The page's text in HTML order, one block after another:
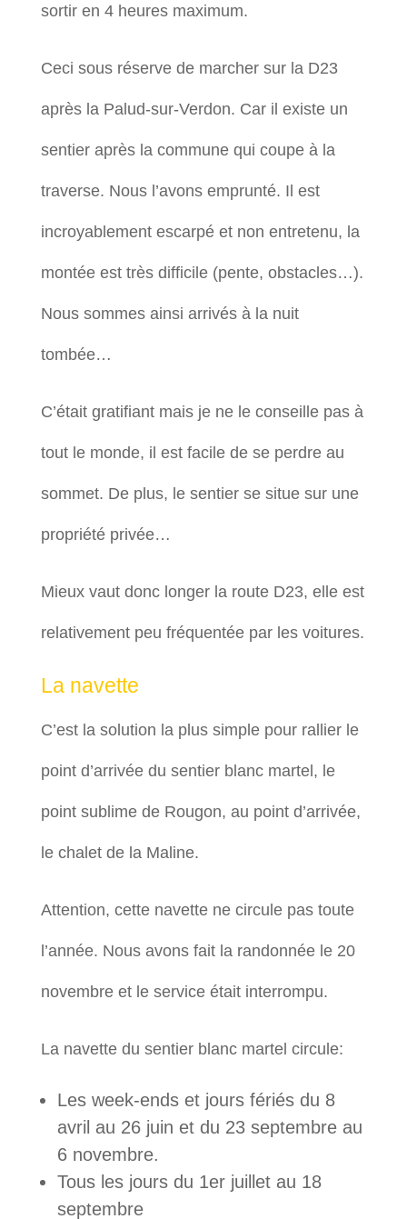
sortir en 4 heures maximum.
Ceci sous réserve de marcher sur la D23
après la Palud-sur-Verdon. Car il existe un
sentier après la commune qui coupe à la
traverse. Nous l’avons emprunté. Il est
incroyablement escarpé et non entretenu, la
montée est très difficile (pente, obstacles…).
Nous sommes ainsi arrivés à la nuit
tombée…
C’était gratifiant mais je ne le conseille pas à
tout le monde, il est facile de se perdre au
sommet. De plus, le sentier se situe sur une
propriété privée…
Mieux vaut donc longer la route D23, elle est
relativement peu fréquentée par les voitures.
La navette
C’est la solution la plus simple pour rallier le
point d’arrivée du sentier blanc martel, le
point sublime de Rougon, au point d’arrivée,
le chalet de la Maline.
Attention, cette navette ne circule pas toute
l’année. Nous avons fait la randonnée le 20
novembre et le service était interrompu.
La navette du sentier blanc martel circule:
Les week-ends et jours fériés du 8
avril au 26 juin et du 23 septembre au
6 novembre.
Tous les jours du 1er juillet au 18
septembre